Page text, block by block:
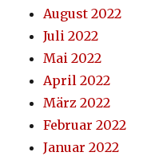
August 2022
Juli 2022
Mai 2022
April 2022
März 2022
Februar 2022
Januar 2022